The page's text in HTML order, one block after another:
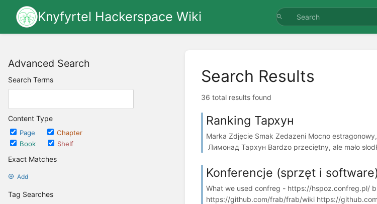
Knyfyrtel Hackerspace Wiki
Advanced Search
Search Terms
Content Type
Page
Chapter
Book
Shelf
Exact Matches
Add
Tag Searches
Search Results
36 total results found
Ranking Тархун
Marka Zdjęcie Smak Zedazeni Mocno
Лимонад Тархун Bardzo przeciętny, ale mało
Konferencje (sprzęt i software)
What we used confreg - https://hspoz.confreg.pl/
https://github.com/frab/frab/wiki https://